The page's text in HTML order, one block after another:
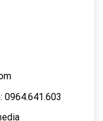
0964.641.603